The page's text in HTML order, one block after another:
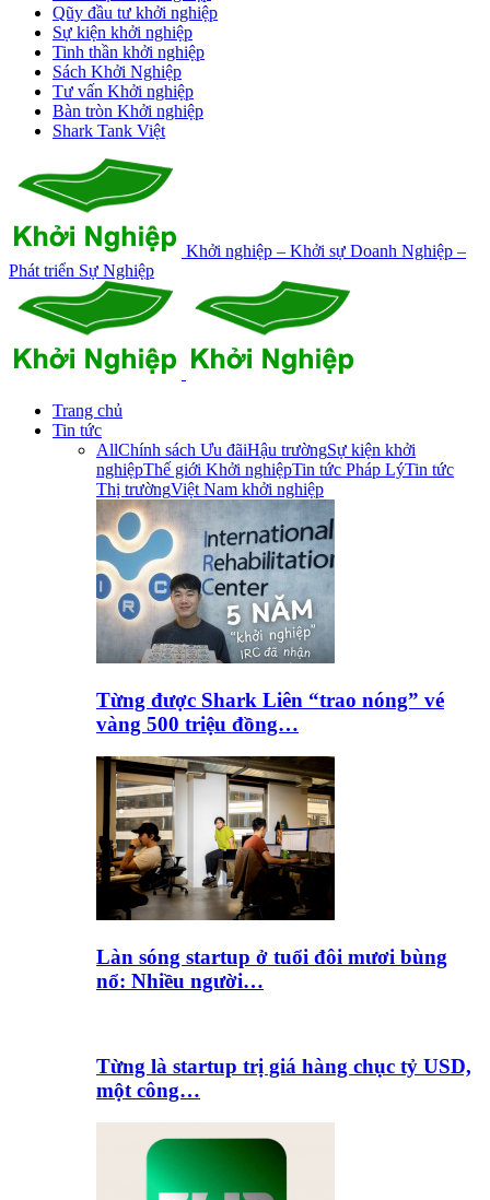
Qũy đầu tư khởi nghiệp
Sự kiện khởi nghiệp
Tinh thần khởi nghiệp
Sách Khởi Nghiệp
Tư vấn Khởi nghiệp
Bàn tròn Khởi nghiệp
Shark Tank Việt
Khởi nghiệp – Khởi sự Doanh Nghiệp –
Phát triển Sự Nghiệp
Trang chủ
Tin tức
AllChính sách Ưu đãiHậu trườngSự kiện khởi
nghiệpThế giới Khởi nghiệpTin tức Pháp LýTin tức
Thị trườngViệt Nam khởi nghiệp
Từng được Shark Liên “trao nóng” vé
vàng 500 triệu đồng…
Làn sóng startup ở tuổi đôi mươi bùng
nổ: Nhiều người…
Từng là startup trị giá hàng chục tỷ USD,
một công…